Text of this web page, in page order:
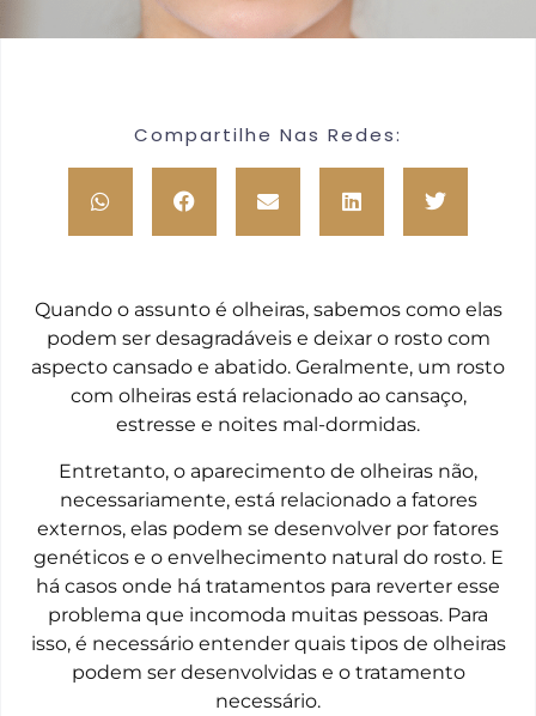
Compartilhe Nas Redes:
Quando o assunto é olheiras, sabemos como elas
podem ser desagradáveis e deixar o rosto com
aspecto cansado e abatido. Geralmente, um rosto
com olheiras está relacionado ao cansaço,
estresse e noites mal-dormidas.
Entretanto, o aparecimento de olheiras não,
necessariamente, está relacionado a fatores
externos, elas podem se desenvolver por fatores
genéticos e o envelhecimento natural do rosto. E
há casos onde há tratamentos para reverter esse
problema que incomoda muitas pessoas. Para
isso, é necessário entender quais tipos de olheiras
podem ser desenvolvidas e o tratamento
necessário.